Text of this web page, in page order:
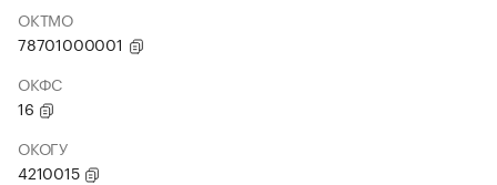
ОКТМО
78701000001
ОКФС
16
ОКОГУ
4210015